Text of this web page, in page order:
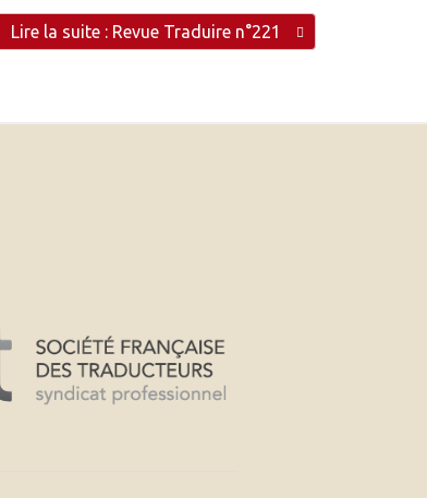
Lire la suite : Revue Traduire n°221